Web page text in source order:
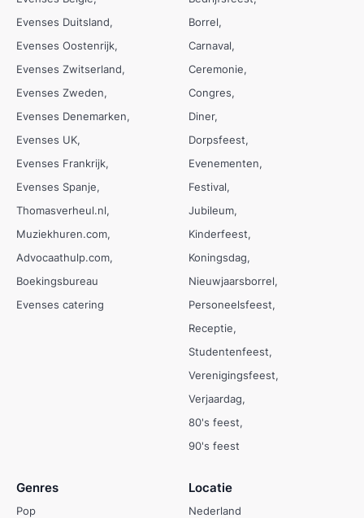
Evenses Duitsland
Evenses Oostenrijk
Evenses Zwitserland
Evenses Zweden
Evenses Denemarken
Evenses UK
Evenses Frankrijk
Evenses Spanje
Thomasverheul.nl
Muziekhuren.com
Advocaathulp.com
Boekingsbureau
Evenses catering
Borrel
Carnaval
Ceremonie
Congres
Diner
Dorpsfeest
Evenementen
Festival
Jubileum
Kinderfeest
Koningsdag
Nieuwjaarsborrel
Personeelsfeest
Receptie
Studentenfeest
Verenigingsfeest
Verjaardag
80's feest
90's feest
Genres
Pop
Locatie
Nederland